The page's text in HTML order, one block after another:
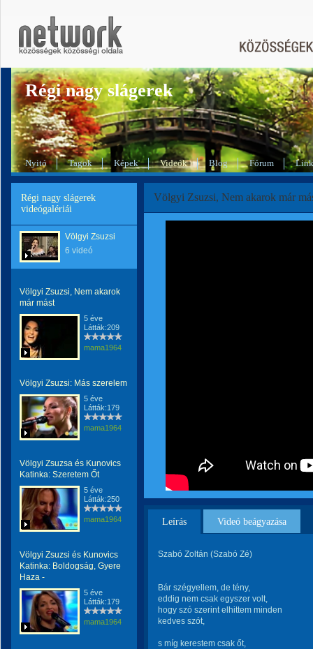
Régi nagy slágerek
Nyitó Tagok Képek Videók Blog Fórum
Régi nagy slágerek
videógalériái
Völgyi Zsuzsi
6 videó
Völgyi Zsuzsi, Nem akarok
már mást
5 éve
Látták:209
mama1964
Völgyi Zsuzsi: Más szerelem
5 éve
Látták:179
mama1964
Völgyi Zsuzsa és Kunovics
Katinka: Szeretem Őt
5 éve
Látták:250
mama1964
Völgyi Zsuzsi és Kunovics
Katinka: Boldogság, Gyere
Haza -
5 éve
Látták:179
mama1964
Völgyi Zsuzsi, Nem akarok már
Leírás Videó beágyazása
Szabó Zoltán (Szabó Zé)
Bár szégyellem, de tény,
eddig nem csak egyszer volt,
hogy szó szerint elhittem minden
kedves szót,
s míg kerestem csak őt,